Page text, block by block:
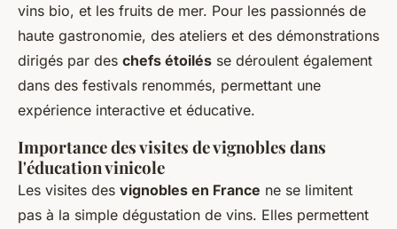
vins bio, et les fruits de mer. Pour les passionnés de
haute gastronomie, des ateliers et des démonstrations
dirigés par des chefs étoilés se déroulent également
dans des festivals renommés, permettant une
expérience interactive et éducative.
Importance des visites de vignobles dans
l'éducation vinicole
Les visites des vignobles en France ne se limitent
pas à la simple dégustation de vins. Elles permettent